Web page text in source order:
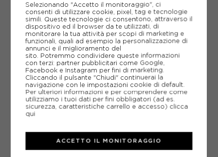
SCHEDA TECNICA
GUIDA ALLE TAGLIE
CONSIGLIATI DA NOI
Selezionando "Accetto il monitoraggio", ci
consenti di utilizzare cookie, pixel, tag e tecnologie
simili. Queste tecnologie ci consentono, attraverso il
dispositivo ed il browser da te utilizzati, di
monitorare la tua attività per scopi di marketing e
funzionali, quali ad esempio la personalizzazione di
annunci e il miglioramento del
sito. Potremmo condividere queste informazioni
con terzi: partner pubblicitari come Google,
Facebook e Instagram per fini di marketing.
Cliccando il pulsante "Chiudi" continuerai la
navigazione con le impostazioni cookie di default.
Per ulteriori informazioni e per comprendere come
utilizziamo i tuoi dati per fini obbligatori (ad es.
sicurezza, caratteristiche carrello e accesso) clicca
qui
ACCETTO IL MONITORAGGIO